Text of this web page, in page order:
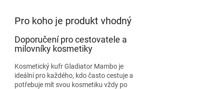
Pro koho je produkt vhodný
Doporučení pro cestovatele a
milovníky kosmetiky
Kosmetický kufr Gladiator Mambo je
ideální pro každého, kdo často cestuje a
potřebuje mít svou kosmetiku vždy po